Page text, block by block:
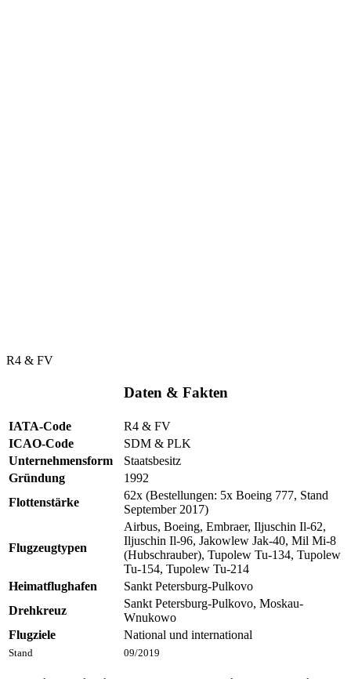
R4 & FV
Daten & Fakten
Stand 09/2019
IATA-Code
R4 & FV
ICAO-Code
SDM & PLK
Unternehmensform
Staatsbesitz
Gründung
1992
Flottenstärke
62x (Bestellungen: 5x Boeing 777, Stand
September 2017)
Flugzeugtypen
Airbus, Boeing, Embraer, Iljuschin Il-62,
Iljuschin Il-96, Jakowlew Jak-40, Mil Mi-8
(Hubschrauber), Tupolew Tu-134, Tupolew
Tu-154, Tupolew Tu-214
Heimatflughafen
Sankt Petersburg-Pulkovo
Drehkreuz
Sankt Petersburg-Pulkovo, Moskau-
Wnukowo
Flugziele
National und international